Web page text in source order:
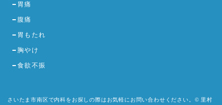
胃痛
腹痛
胃もたれ
胸やけ
食欲不振
さいたま市南区で内科をお探しの際はお気軽にお問い合わせください。© 里村